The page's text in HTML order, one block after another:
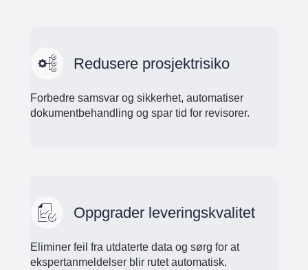
Redusere prosjektrisiko
Forbedre samsvar og sikkerhet, automatiser
dokumentbehandling og spar tid for revisorer.
Oppgrader leveringskvalitet
Eliminer feil fra utdaterte data og sørg for at
ekspertanmeldelser blir rutet automatisk.